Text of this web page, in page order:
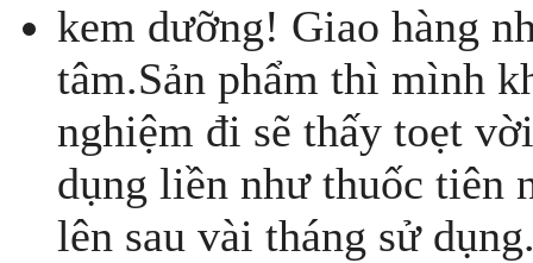
kem dưỡng! Giao hàng
tâm.Sản phẩm thì mình
nghiệm đi sẽ thấy toẹt
dụng liền như thuốc tiên
lên sau vài tháng sử